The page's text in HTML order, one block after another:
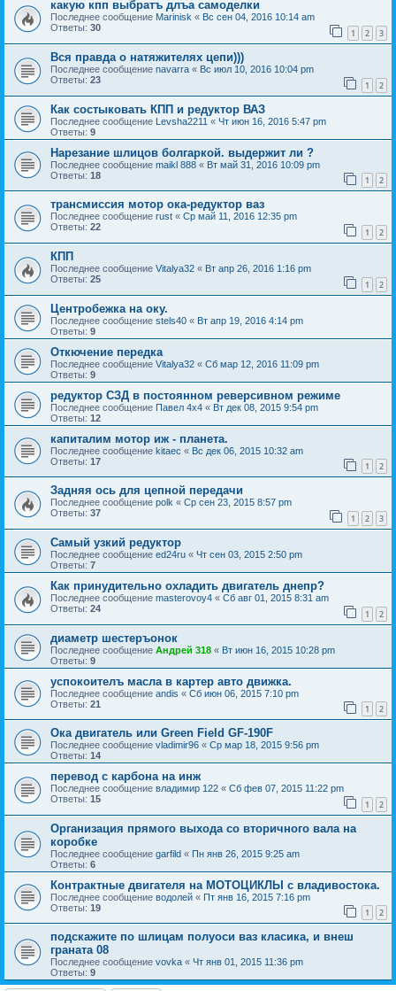
какую кпп выбратъ длъа самоделки
Последнее сообщение Marinisk « Вс сен 04, 2016 10:14 am
Ответы: 30 1 2 3
Вся правда о натяжителях цепи)))
Последнее сообщение navarra « Вс июл 10, 2016 10:04 pm
Ответы: 23 1 2
Как состыковать КПП и редуктор ВАЗ
Последнее сообщение Levsha2211 « Чт июн 16, 2016 5:47 pm
Ответы: 9
Нарезание шлицов болгаркой. выдержит ли ?
Последнее сообщение maikl 888 « Вт май 31, 2016 10:09 pm
Ответы: 18 1 2
трансмиссия мотор ока-редуктор ваз
Последнее сообщение rust « Ср май 11, 2016 12:35 pm
Ответы: 22 1 2
КПП
Последнее сообщение Vitalya32 « Вт апр 26, 2016 1:16 pm
Ответы: 25 1 2
Центробежка на оку.
Последнее сообщение stels40 « Вт апр 19, 2016 4:14 pm
Ответы: 9
Откючение передка
Последнее сообщение Vitalya32 « Сб мар 12, 2016 11:09 pm
Ответы: 9
редуктор СЗД в постоянном реверсивном режиме
Последнее сообщение Павел 4х4 « Вт дек 08, 2015 9:54 pm
Ответы: 12
капиталим мотор иж - планета.
Последнее сообщение kitaec « Вс дек 06, 2015 10:32 am
Ответы: 17 1 2
Задняя ось для цепной передачи
Последнее сообщение polk « Ср сен 23, 2015 8:57 pm
Ответы: 37 1 2 3
Самый узкий редуктор
Последнее сообщение ed24ru « Чт сен 03, 2015 2:50 pm
Ответы: 7
Как принудительно охладить двигатель днепр?
Последнее сообщение masterovoy4 « Сб авг 01, 2015 8:31 am
Ответы: 24 1 2
диаметр шестеръонок
Последнее сообщение Андрей 318 « Вт июн 16, 2015 10:28 pm
Ответы: 9
успокоителъ масла в картер авто движка.
Последнее сообщение andis « Сб июн 06, 2015 7:10 pm
Ответы: 21 1 2
Ока двигатель или Green Field GF-190F
Последнее сообщение vladimir96 « Ср мар 18, 2015 9:56 pm
Ответы: 14
перевод с карбона на инж
Последнее сообщение владимир 122 « Сб фев 07, 2015 11:22 pm
Ответы: 15 1 2
Организация прямого выхода со вторичного вала на
коробке
Последнее сообщение garfild « Пн янв 26, 2015 9:25 am
Ответы: 6
Контрактные двигателя на МОТОЦИКЛЫ с владивостока.
Последнее сообщение водолей « Пт янв 16, 2015 7:16 pm
Ответы: 19 1 2
подскажите по шлицам полуоси ваз класика, и внеш
граната 08
Последнее сообщение vovka « Чт янв 01, 2015 11:36 pm
Ответы: 9